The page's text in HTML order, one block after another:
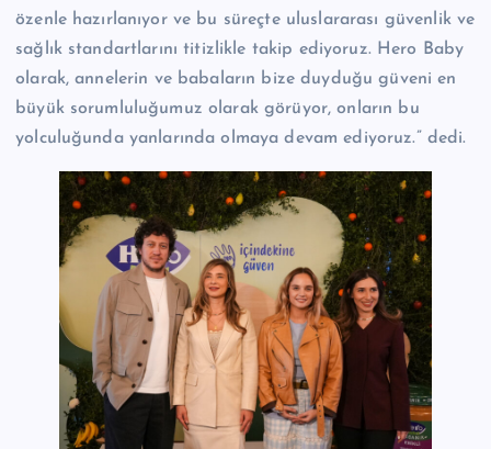
özenle hazırlanıyor ve bu süreçte uluslararası güvenlik ve
sağlık standartlarını titizlikle takip ediyoruz. Hero Baby
olarak, annelerin ve babaların bize duyduğu güveni en
büyük sorumluluğumuz olarak görüyor, onların bu
yolculuğunda yanlarında olmaya devam ediyoruz.” dedi.